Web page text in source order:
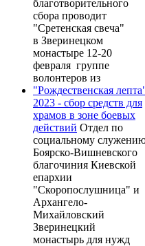
благотворительного
сбора проводит
"Сретенская свеча"
в Зверинецком
монастыре 12-20
февраля группе
волонтеров из
"Рождественская
2023 - сбор средств для
храмов в зоне боевых
действий Отдел по
социальному
Боярско-Вишневского
благочиния Киевской
епархии
"Скоропослушница" и
Архангело-
Михайловский
Зверинецкий
монастырь для нужд